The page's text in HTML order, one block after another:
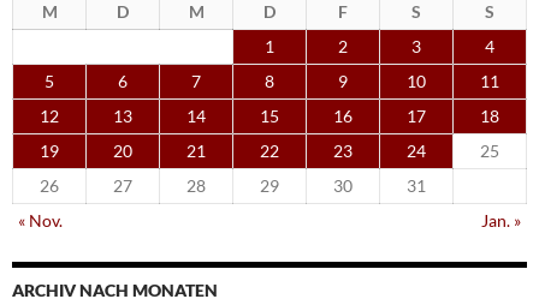
M D M D F S
S
1
2 3
4
5
6 7 8 9 10
11
12
13 14 15 16 17
18
19
20 21 22 23 24
25
26
27 28 29 30
31
« Nov.
Jan. »
ARCHIV NACH MONATEN